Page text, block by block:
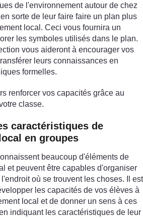
de l'environnement autour de chez
sorte de leur faire faire un plan plus
local. Ceci vous fournira un
les symboles utilisés dans le plan.
vous aideront à encourager vos
leurs connaissances en
formelles.
renforcer vos capacités grâce au
classe.
caractéristiques de
en groupes
beaucoup d'éléments de
et peuvent être capables d'organiser
où se trouvent les choses. Il est
les capacités de vos élèves à
local et de donner un sens à ces
indiquant les caractéristiques de leur